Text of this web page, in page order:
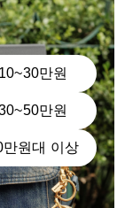
10~30만원
만원
만원대 이상